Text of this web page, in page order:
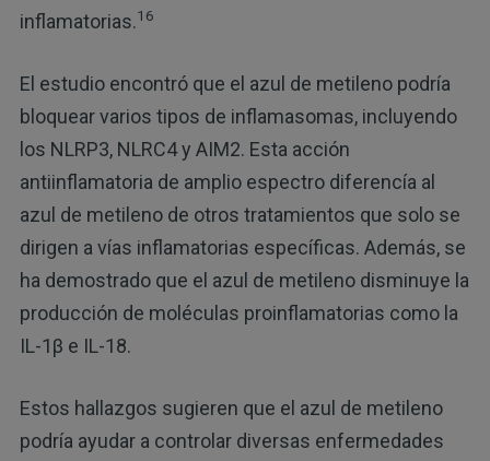
inflamatorias.16
El estudio encontró que el azul de metileno podría
bloquear varios tipos de inflamasomas, incluyendo
los NLRP3, NLRC4 y AIM2. Esta acción
antiinflamatoria de amplio espectro diferencía al
azul de metileno de otros tratamientos que solo se
dirigen a vías inflamatorias específicas. Además, se
ha demostrado que el azul de metileno disminuye la
producción de moléculas proinflamatorias como la
IL-1β e IL-18.
Estos hallazgos sugieren que el azul de metileno
podría ayudar a controlar diversas enfermedades